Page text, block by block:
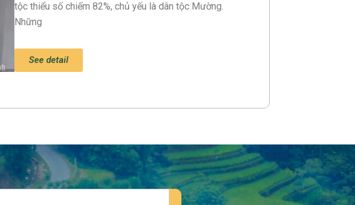
tộc thiểu số chiếm 82%, chủ yếu là dân tộc Mường.
Những
See detail